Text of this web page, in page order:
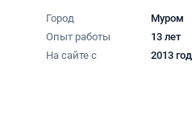
Город
Муром
Опыт работы
13 лет
На сайте с
2013